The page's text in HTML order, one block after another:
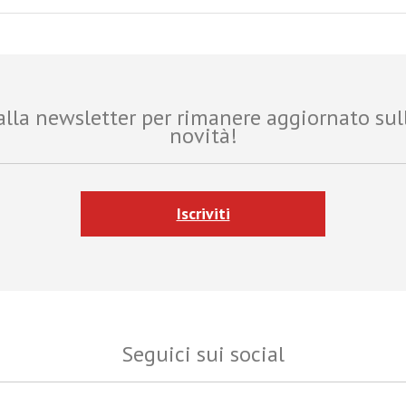
newsletter per rimanere aggiornato
novità!
Iscriviti
Seguici sui social